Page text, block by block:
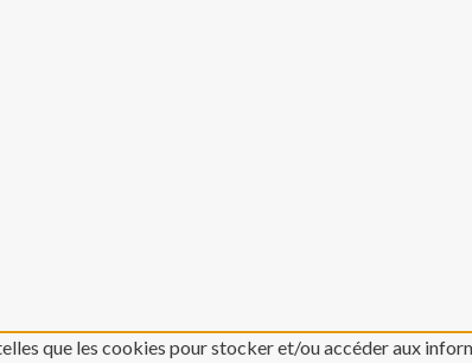
que les cookies pour stocker et/ou accéder aux